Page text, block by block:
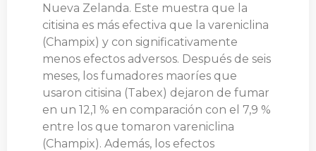
Nueva Zelanda. Este muestra que la
citisina es más efectiva que la vareniclina
(Champix) y con significativamente
menos efectos adversos. Después de seis
meses, los fumadores maoríes que
usaron citisina (Tabex) dejaron de fumar
en un 12,1 % en comparación con el 7,9 %
entre los que tomaron vareniclina
(Champix). Además, los efectos